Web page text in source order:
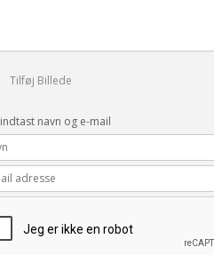
Tilføj Billede
navn og e-mail